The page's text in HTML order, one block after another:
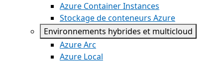
Azure Container Instances
Stockage de conteneurs Azure
Environnements hybrides et multicloud
Azure Arc​
Azure Local